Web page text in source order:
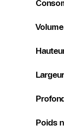
Largeur
Poids